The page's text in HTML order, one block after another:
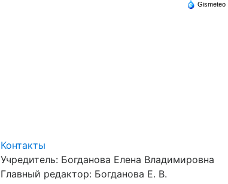
Gismeteo
Контакты
Учредитель: Богданова Елена Владимировна
Главный редактор: Богданова Е. В.